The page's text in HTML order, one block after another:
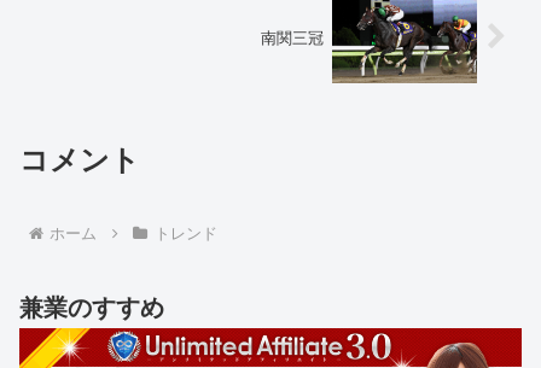
南関三冠
コメント
ホーム トレンド
兼業のすすめ